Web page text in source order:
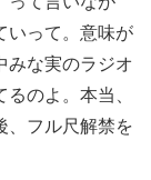
いって。意味が
みな実のラジオ
のよ。本当、
、フル尺解禁を